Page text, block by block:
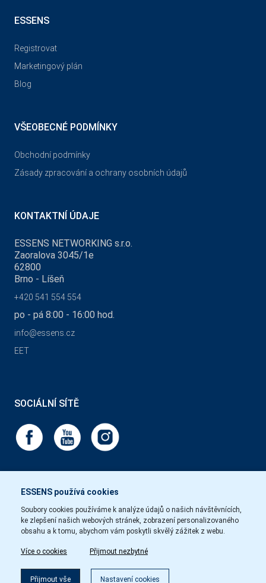
ESSENS používá cookies
Soubory cookies používáme k analýze údajů o našich návštěvnících,
ke zlepšení našich webových stránek, zobrazení personalizovaného
obsahu a k tomu, abychom vám poskytli skvělý zážitek z webu.
Více o cookies Přijmout nezbytné
Přijmout vše Nastavení cookies
ESSENS
Registrovat
Marketingový plán
Blog
VŠEOBECNÉ PODMÍNKY
Obchodní podmínky
Zásady zpracování a ochrany osobních údajů
KONTAKTNÍ ÚDAJE
ESSENS NETWORKING s.r.o.
Zaoralova 3045/1e
62800
Brno - Líšeň
+420 541 554 554
po - pá 8:00 - 16:00 hod.
info@essens.cz
EET
SOCIÁLNÍ SÍTĚ